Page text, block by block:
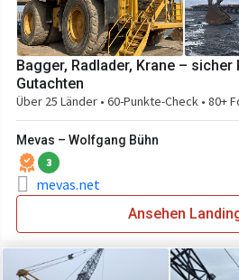
Bagger, Radlader, Krane – sicher
Gutachten
Über 25 Länder • 60-Punkte-Check • 80+
Mevas – Wolfgang Bühn
3
mevas.net
Ansehen